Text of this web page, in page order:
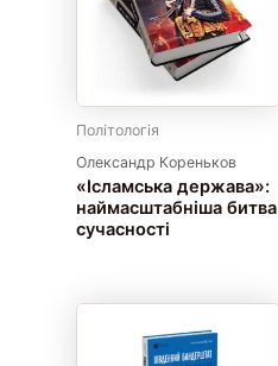
Політологія
Олександр Кореньков
«Ісламська держава»:
наймасштабніша битва
сучасності